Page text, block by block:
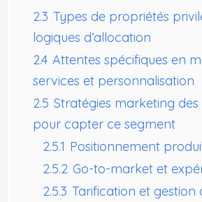
2.3 Types de propriétés
logiques d’allocation
2.4 Attentes spécifiques en
services et personnalisation
2.5 Stratégies marketing
pour capter ce segment
2.5.1 Positionnement
2.5.2 Go-to-market et
2.5.3 Tarification et gestion